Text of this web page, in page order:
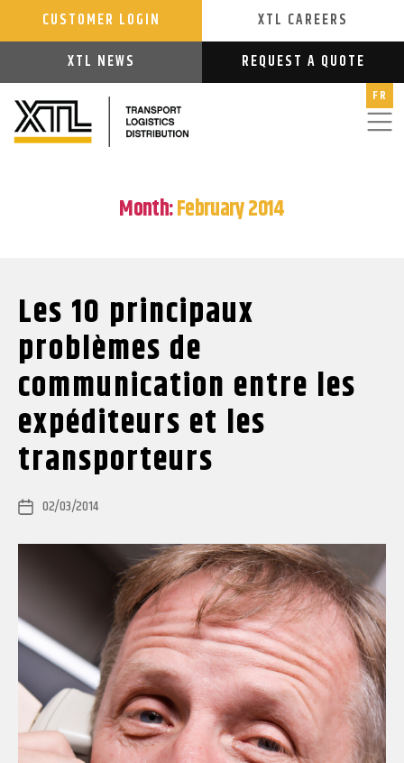
CUSTOMER LOGIN
XTL CAREERS
XTL NEWS
REQUEST A QUOTE
FR
Month:February 2014
Les 10 principaux
problèmes de
communication entre les
expéditeurs et les
transporteurs
Post 02/03/2014